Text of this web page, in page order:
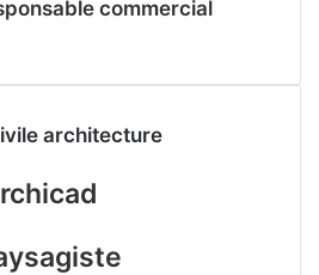
commercial
architecture